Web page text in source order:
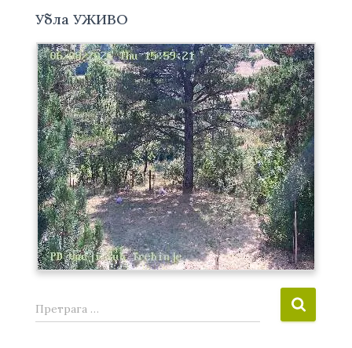
Убла УЖИВО
П
р
Претрага …